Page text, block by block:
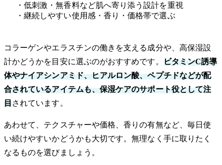
・低刺激・無香料など肌へ寄り添う設計を重視
・継続しやすい使用感・香り・価格帯で選ぶ
コラーゲンやエラスチンの働きを支える成分や、高保湿設
計かどうかを目安に選ぶのがおすすめです。 ビタミンC誘導
体やナイアシンアミド、ヒアルロン酸、ペプチドなどが配
合されているアイテムも、保湿ケアのサポート役として注
目されています。
あわせて、テクスチャーや価格、香りの有無など、毎日使
い続けやすいかどうかも大切です。無理なく手に取りたく
なるものを選びましょう。